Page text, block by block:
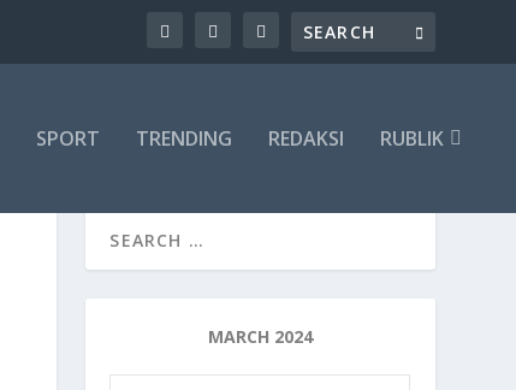
SPORT TRENDING REDAKSI RUBLIK
MARCH 2024